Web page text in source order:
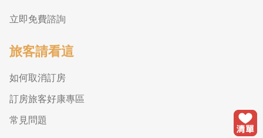
立即免費諮詢
旅客請看這
如何取消訂房
訂房旅客好康專區
常見問題